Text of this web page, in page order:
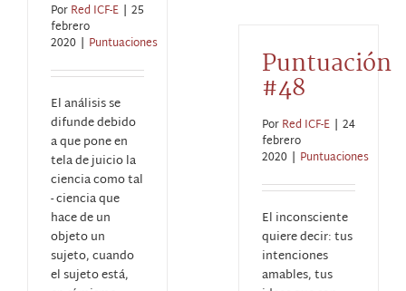
PorRed ICF-E | 25
febrero
2020 | Puntuaciones
El análisis se
difunde debido
a que pone en
tela de juicio la
ciencia como tal
- ciencia que
hace de un
objeto un
sujeto, cuando
el sujeto está,
Puntuación
#48
PorRed ICF-E | 24
febrero
2020 | Puntuaciones
El inconsciente
quiere decir: tus
intenciones
amables, tus